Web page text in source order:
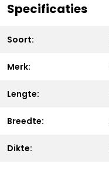
Specificaties
Soort:
Merk:
Lengte:
Breedte:
Dikte: